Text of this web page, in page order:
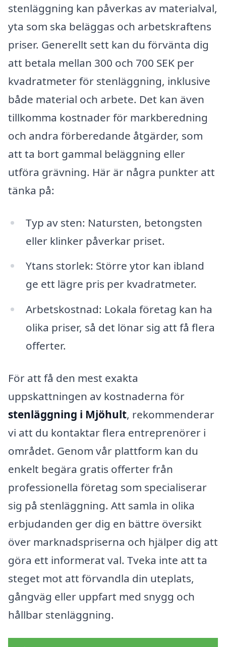
stenläggning kan påverkas av materialval,
yta som ska beläggas och arbetskraftens
priser. Generellt sett kan du förvänta dig
att betala mellan 300 och 700 SEK per
kvadratmeter för stenläggning, inklusive
både material och arbete. Det kan även
tillkomma kostnader för markberedning
och andra förberedande åtgärder, som
att ta bort gammal beläggning eller
utföra grävning. Här är några punkter att
tänka på:
Typ av sten: Natursten, betongsten
eller klinker påverkar priset.
Ytans storlek: Större ytor kan ibland
ge ett lägre pris per kvadratmeter.
Arbetskostnad: Lokala företag kan ha
olika priser, så det lönar sig att få flera
offerter.
För att få den mest exakta
uppskattningen av kostnaderna för
stenläggning i Mjöhult, rekommenderar
vi att du kontaktar flera entreprenörer i
området. Genom vår plattform kan du
enkelt begära gratis offerter från
professionella företag som specialiserar
sig på stenläggning. Att samla in olika
erbjudanden ger dig en bättre översikt
över marknadspriserna och hjälper dig att
göra ett informerat val. Tveka inte att ta
steget mot att förvandla din uteplats,
gångväg eller uppfart med snygg och
hållbar stenläggning.